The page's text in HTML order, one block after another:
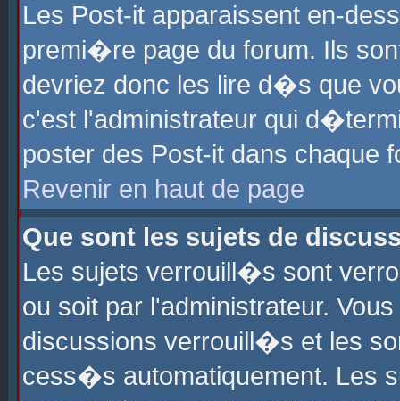
Les Post-it apparaissent en-
premi�re page du forum. Ils
devriez donc les lire d�s que
c'est l'administrateur qui
poster des Post-it dans chaque
Revenir en haut de page
Que sont les sujets de
Les sujets verrouill�s sont
ou soit par l'administrateur.
discussions verrouill�s et les
cess�s automatiquement. Les